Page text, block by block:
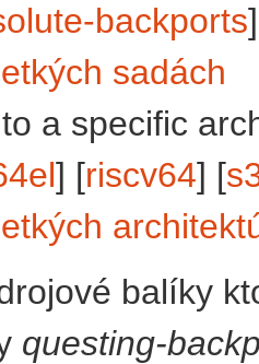
backports
sadách
a specific
] [riscv64] [
balíky
questing-